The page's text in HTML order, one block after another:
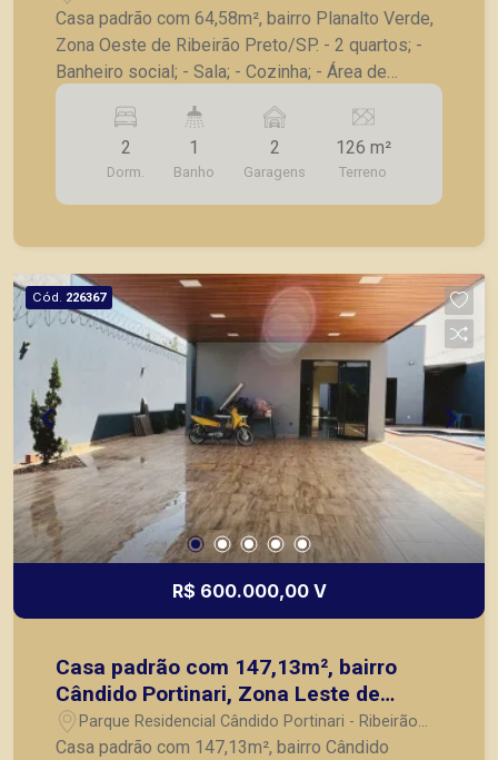
Casa padrão com 64,58m², bairro Planalto Verde,
Zona Oeste de Ribeirão Preto/SP. - 2 quartos; -
Banheiro social; - Sala; - Cozinha; - Área de
serviço; - 2 vagas de garagem. - sendo instalado
balcão no banheiro e cozinha; A Piramid tem
como objetivo atender seus clientes com
agilidade e segurança, em locação, vendas de
imóveis prontos, usados ou mesmo nos
2
Dorm.
1
Banho
2
Garagens
126 m²
Terreno
Cód. 226367
R$ 600.000,00 V
Casa padrão com 147,13m², bairro
Cândido Portinari, Zona Leste de
Ribeirão Preto/SP.
Parque Residencial Cândido Portinari - Ribeirão
Preto/SP
Casa padrão com 147,13m², bairro Cândido